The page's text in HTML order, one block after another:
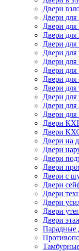
Двери
Двери для
Двери для
Двери для
Двери для
Двери
Двери
Двери для
Двери для
Двери для
Двери
Двери для
Двери для
Двери
Двери
Двери на
Двери
Двери
Двери
Двери с
Двери
Двери
Двери
Двери
Двери
Парадные